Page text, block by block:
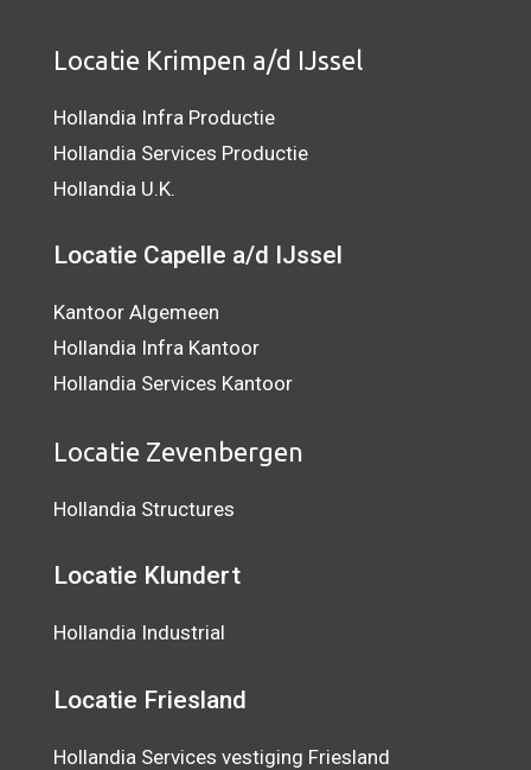
Locatie Krimpen a/d IJssel
Hollandia Infra Productie
Hollandia Services Productie
Hollandia U.K.
Locatie Capelle a/d IJssel
Kantoor Algemeen
Hollandia Infra Kantoor
Hollandia Services Kantoor
Locatie Zevenbergen
Hollandia Structures
Locatie Klundert
Hollandia Industrial
Locatie Friesland
Hollandia Services vestiging Friesland